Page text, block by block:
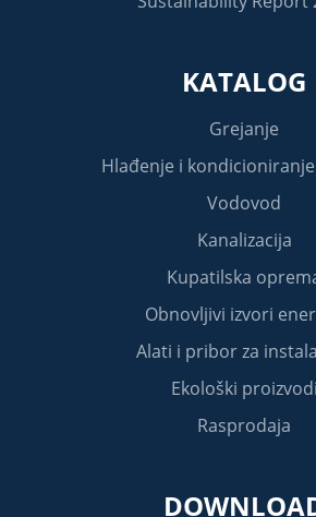
KATALOG
Grejanje
Hlađenje i
Vodovod
Kanalizacija
Kupatilska
Obnovljivi izvori
Alati i pribor za
Ekološki proizvodi
Rasprodaja